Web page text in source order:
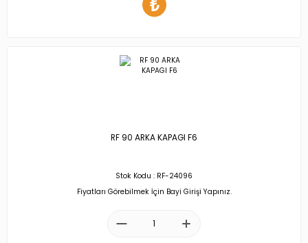
RF 90 ARKA KAPAGI F6
Stok Kodu : RF-24096
Fiyatları Görebilmek İçin Bayi Girişi Yapınız.